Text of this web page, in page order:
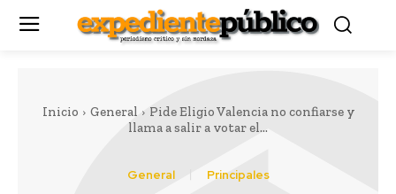
Inicio General
Pide Eligio Valencia no confiarse y
llama a salir a votar el...
General Principales